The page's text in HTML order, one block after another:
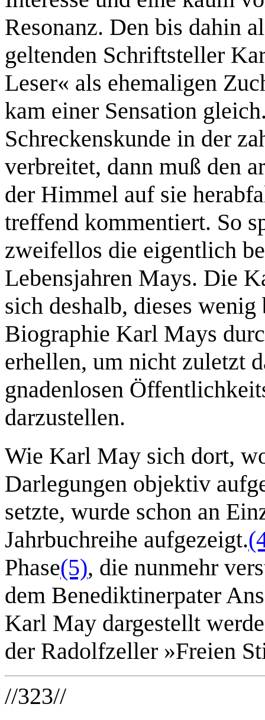
Resonanz. Den bis dahin
geltenden Schriftsteller
Leser« als ehemaligen
kam einer Sensation
Schreckenskunde in der
verbreitet, dann muß den
der Himmel auf sie
treffend kommentiert. So
zweifellos die eigentlich
Lebensjahren Mays. Die
sich deshalb, dieses
Biographie Karl Mays
erhellen, um nicht zuletzt
gnadenlosen
darzustellen.
Wie Karl May sich dort,
Darlegungen objektiv
setzte, wurde schon an
Jahrbuchreihe aufgezeigt.
Phase(5), die nunmehr
dem Benediktinerpater
Karl May dargestellt
der Radolfzeller »Freien
//323//